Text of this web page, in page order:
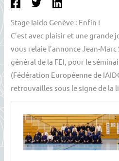
Stage Iaido Genève : Enfin !
C’est avec plaisir et une grande
vous relaie l’annonce Jean-
général de la FEI, pour le
(Fédération Européenne de
retrouvailles sous le signe de la